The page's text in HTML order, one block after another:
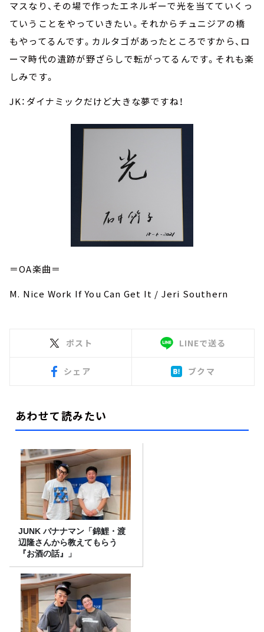
マスなり、その場で作ったエネルギーで光を当てていくっ
ていうことをやっていきたい。それからチュニジアの橋
もやってるんです。カルタゴがあったところですから、ロ
ーマ時代の遺跡が野ざらしで転がってるんです。それも楽
しみです。
JK：ダイナミックだけど大きな夢ですね！
＝OA楽曲＝
M. Nice Work If You Can Get It / Jeri Southern
ポスト LINEで送る
シェア ブクマ
あわせて読みたい
JUNK バナナマン「錦鯉・渡
辺隆さんから教えてもらう
『お酒の話』」